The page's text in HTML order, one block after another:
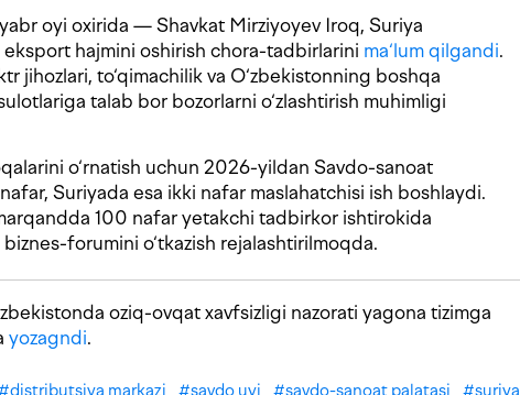
oyi oxirida — Shavkat Mirziyoyev Iroq, Suriya
eksport hajmini oshirish chora-tadbirlarini ma‘lum qilgandi.
jihozlari, to‘qimachilik va O‘zbekistonning boshqa
talab bor bozorlarni o‘zlashtirish muhimligi
o‘rnatish uchun 2026-yildan Savdo-sanoat
Suriyada esa ikki nafar maslahatchisi ish boshlaydi.
100 nafar yetakchi tadbirkor ishtirokida
forumini o‘tkazish rejalashtirilmoqda.
oziq-ovqat xavfsizligi nazorati yagona tizimga
yozagndi.
distributsiya markazi #savdo uyi #savdo-sanoat palatasi #suriya